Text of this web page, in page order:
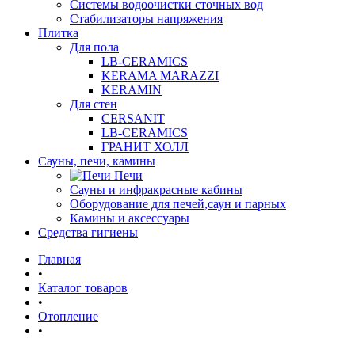
Системы водоочистки сточных вод
Стабилизаторы напряжения
Плитка
Для пола
LB-CERAMICS
KERAMA MARAZZI
KERAMIN
Для стен
CERSANIT
LB-CERAMICS
ГРАНИТ ХОЛЛ
Сауны, печи, камины
Печи
Сауны и инфракрасные кабины
Оборудование для печей,саун и парных
Камины и аксессуары
Средства гигиены
Главная
•
Каталог товаров
•
Отопление
•